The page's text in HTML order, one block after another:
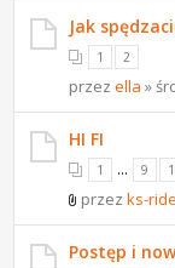
Jak
1 2
przezella »
HI FI
1 ... 9
przezks-
Postęp i